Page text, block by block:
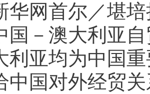
首尔／堪培
国－澳大利亚
利亚均为中国
中国对外经贸